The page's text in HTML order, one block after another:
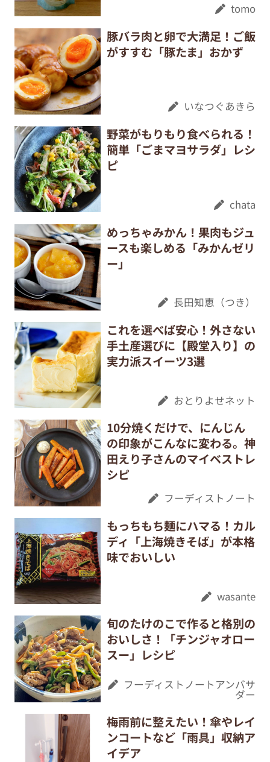
tomo
豚バラ肉と卵で大満足！ご飯
がすすむ「豚たま」おかず
いなつぐあきら
野菜がもりもり食べられる！
簡単「ごまマヨサラダ」レシ
ピ
chata
めっちゃみかん！果肉もジュ
ースも楽しめる「みかんゼリ
ー」
長田知恵（つき）
これを選べば安心！外さない
手土産選びに【殿堂入り】の
実力派スイーツ3選
おとりよせネット
10分焼くだけで、にんじん
の印象がこんなに変わる。神
田えり子さんのマイベストレ
シピ
フーディストノート
もっちもち麺にハマる！カル
ディ「上海焼きそば」が本格
味でおいしい
wasante
旬のたけのこで作ると格別の
おいしさ！「チンジャオロー
スー」レシピ
フーディストノートアンバサ
ダー
梅雨前に整えたい！傘やレイ
ンコートなど「雨具」収納ア
イデア